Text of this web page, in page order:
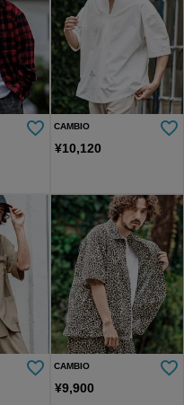
CAMBIO
¥10,120
CAMBIO
¥9,900